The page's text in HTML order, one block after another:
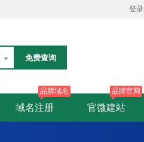
登录
免费查询
域名注册
品牌域名
官微建站
品牌官网